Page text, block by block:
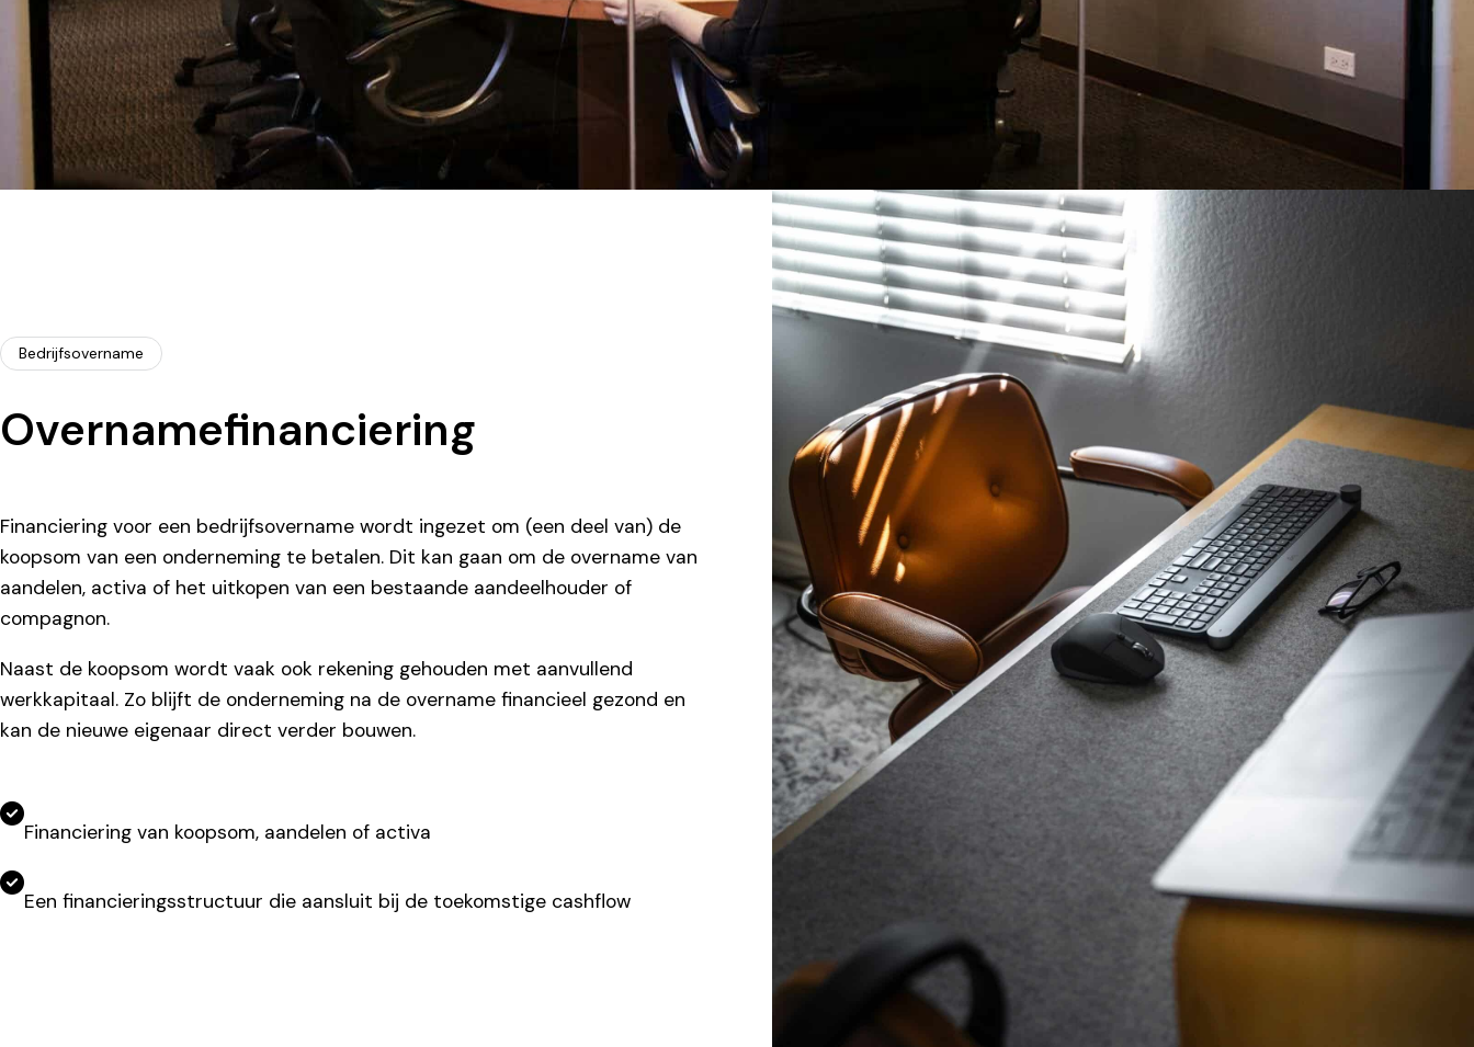
Bedrijfsovername
Overnamefinanciering
Financiering voor een bedrijfsovername wordt ingezet om (een deel van) de
koopsom van een onderneming te betalen. Dit kan gaan om de overname van
aandelen, activa of het uitkopen van een bestaande aandeelhouder of
compagnon.
Naast de koopsom wordt vaak ook rekening gehouden met aanvullend
werkkapitaal. Zo blijft de onderneming na de overname financieel gezond en
kan de nieuwe eigenaar direct verder bouwen.
Financiering van koopsom, aandelen of activa
Een financieringsstructuur die aansluit bij de toekomstige cashflow